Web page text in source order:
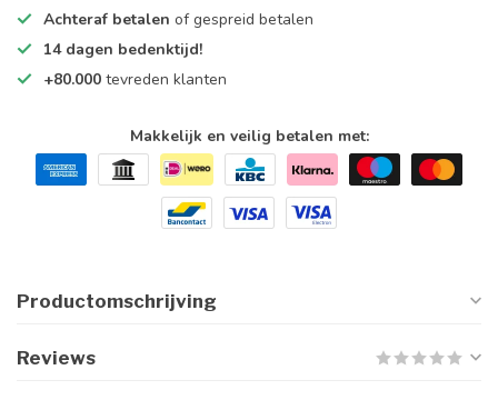
Achteraf betalen of gespreid betalen
14 dagen bedenktijd!
+80.000 tevreden klanten
Makkelijk en veilig betalen met:
Productomschrijving
Reviews